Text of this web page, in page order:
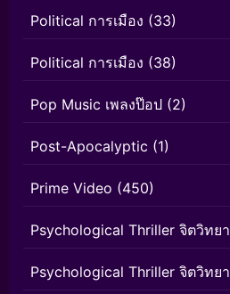
Political การเมือง (33)
Political การเมือง (38)
Pop Music เพลงป๊อป (2)
Post-Apocalyptic (1)
Prime Video (450)
Psychological Thriller จิตวิทยา
Psychological Thriller จิตวิทยา